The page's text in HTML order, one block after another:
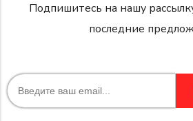
Подпишитесь на нашу
последние